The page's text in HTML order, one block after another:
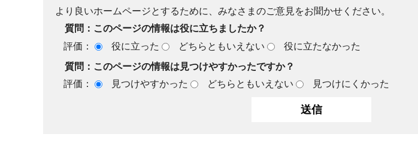
より良いホームページとするために、みなさまのご意見をお聞かせください。
質問：このページの情報は役に立ちましたか？
評価：
役に立った どちらともいえない
役に立たなかった
質問：このページの情報は見つけやすかったですか？
評価：
見つけやすかった どちらともいえない 見つけにくかった